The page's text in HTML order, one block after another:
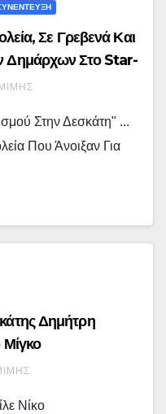
Σε Γρεβενά Και
Δημάρχων Στο Star-
Στην Δεσκάτη" ...
Που Άνοιξαν Για
Δημήτρη
Μίγκο
Νίκο